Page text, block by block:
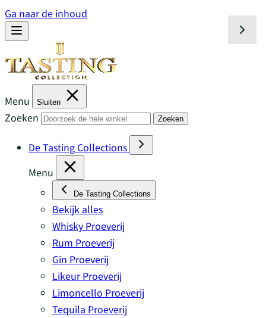
Ga naar de inhoud
Menu Sluiten
Zoeken Zoeken
De Tasting Collections
Menu
De Tasting Collections
Bekijk alles
Whisky Proeverij
Rum Proeverij
Gin Proeverij
Likeur Proeverij
Limoncello Proeverij
Tequila Proeverij